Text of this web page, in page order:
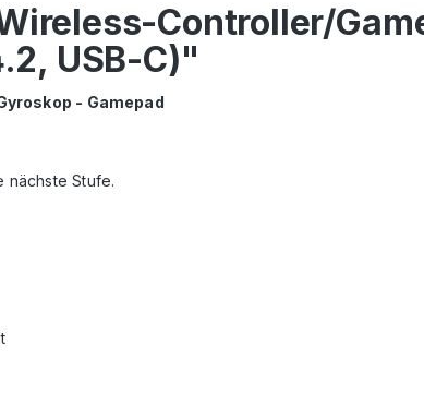
Controller/
USB-C)"
- Gamepad
nächste Stufe.